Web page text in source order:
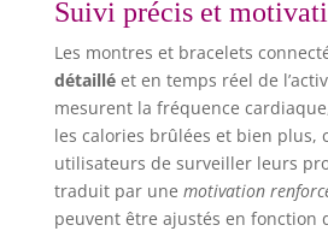
Suivi précis et
Les montres et bracelets
détailléet en temps réel de
mesurent la fréquence
les calories brûlées et bien plus,
utilisateurs de surveiller leurs
traduit par une motivation
peuvent être ajustés en fonction